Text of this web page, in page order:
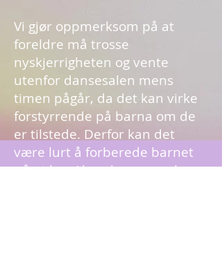
Vi gjør oppmerksom på at
foreldre må trosse
nyskjerrigheten og vente
utenfor dansesalen mens
timen pågår, da det kan virke
forstyrrende på barna om de
er tilstede. Derfor kan det
være lurt å forberede barnet
på at han/ hun kommer alene